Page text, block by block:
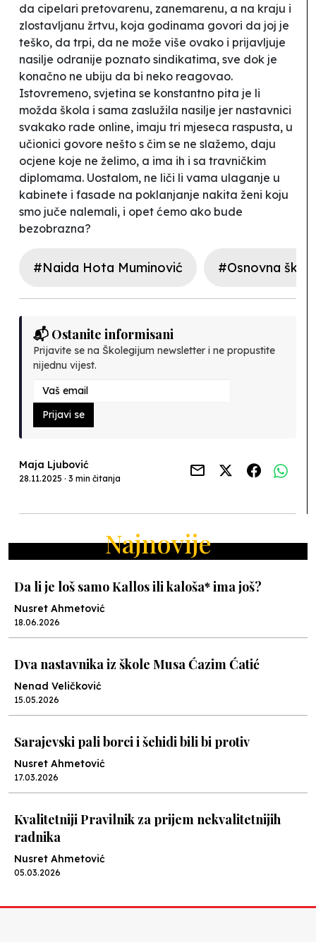
da cipelari pretovarenu, zanemarenu, a na kraju i
zlostavljanu žrtvu, koja godinama govori da joj je
teško, da trpi, da ne može više ovako i prijavljuje
nasilje odranije poznato sindikatima, sve dok je
konačno ne ubiju da bi neko reagovao.
Istovremeno, svjetina se konstantno pita je li
možda škola i sama zaslužila nasilje jer nastavnici
svakako rade online, imaju tri mjeseca raspusta, u
učionici govore nešto s čim se ne slažemo, daju
ocjene koje ne želimo, a ima ih i sa travničkim
diplomama. Uostalom, ne liči li vama ulaganje u
kabinete i fasade na poklanjanje nakita ženi koju
smo juče nalemali, i opet ćemo ako bude
bezobrazna?
#Naida Hota Muminović #Osnovna
📬 Ostanite informisani
Prijavite se na Školegijum newsletter i ne propustite
nijednu vijest.
Prijavi se
Maja Ljubović
28.11.2025 · 3 min čitanja
Najnovije
Da li je loš samo Kallos ili kaloša* ima još?
Nusret Ahmetović
18.06.2026
Dva nastavnika iz škole Musa Ćazim Ćatić
Nenad Veličković
15.05.2026
Sarajevski pali borci i šehidi bili bi protiv
Nusret Ahmetović
17.03.2026
Kvalitetniji Pravilnik za prijem nekvalitetnijih
radnika
Nusret Ahmetović
05.03.2026